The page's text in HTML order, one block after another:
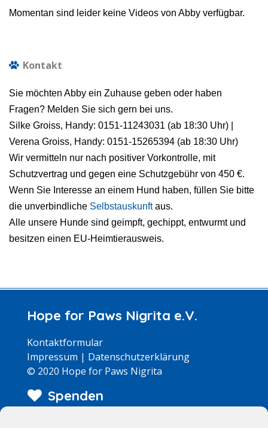
Momentan sind leider keine Videos von Abby verfügbar.
Kontakt
Sie möchten Abby ein Zuhause geben oder haben
Fragen? Melden Sie sich gern bei uns.
Silke Groiss, Handy: 0151-11243031 (ab 18:30 Uhr) |
Verena Groiss, Handy: 0151-15265394 (ab 18:30 Uhr)
Wir vermitteln nur nach positiver Vorkontrolle, mit
Schutzvertrag und gegen eine Schutzgebühr von 450 €.
Wenn Sie Interesse an einem Hund haben, füllen Sie bitte
die unverbindliche Selbstauskunftaus.
Alle unsere Hunde sind geimpft, gechippt, entwurmt und
besitzen einen EU-Heimtierausweis.
Hope for Paws Nigrita e.V.
Kontaktformular
Impressum | Datenschutzerklärung
© 2020 Hope for Paws Nigrita
Spenden